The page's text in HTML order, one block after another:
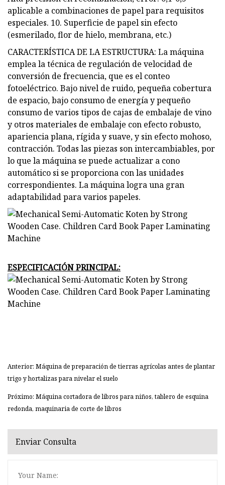
aplicable a combinaciones de papel para requisitos
especiales. 10. Superficie de papel sin efecto
(esmerilado, flor de hielo, membrana, etc.)
CARACTERÍSTICA DE LA ESTRUCTURA: La máquina
emplea la técnica de regulación de velocidad de
conversión de frecuencia, que es el conteo
fotoeléctrico. Bajo nivel de ruido, pequeña cobertura
de espacio, bajo consumo de energía y pequeño
consumo de varios tipos de cajas de embalaje de vino
y otros materiales de embalaje con efecto robusto,
apariencia plana, rígida y suave, y sin efecto mohoso,
contracción. Todas las piezas son intercambiables, por
lo que la máquina se puede actualizar a cono
automático si se proporciona con las unidades
correspondientes. La máquina logra una gran
adaptabilidad para varios papeles.
ESPECIFICACIÓN PRINCIPAL:
Anterior: Máquina de preparación de tierras agrícolas antes de plantar
trigo y hortalizas para nivelar el suelo
Próximo: Máquina cortadora de libros para niños, tablero de esquina
redonda, maquinaria de corte de libros
Enviar Consulta